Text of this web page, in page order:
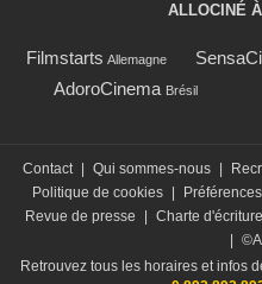
ALLOCINÉ
Filmstarts Allemagne
AdoroCinema Brésil
Contact Qui sommes-nous
Politique de cookies
Revue de presse
Charte d'écriture
Retrouvez tous les horaires et infos